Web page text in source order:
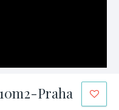
Praha